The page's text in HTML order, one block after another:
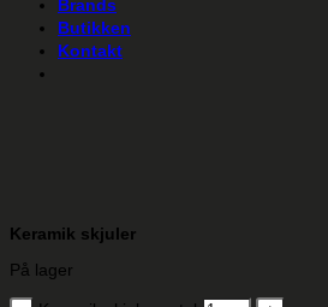
Brands
Butikken
Kontakt
Keramik skjuler
På lager